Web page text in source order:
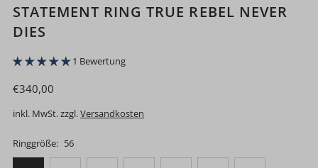
STATEMENT RING TRUE REBEL NEVER
DIES
1 Bewertung
€340,00
inkl. MwSt. zzgl.Versandkosten
Ringgröße: 56